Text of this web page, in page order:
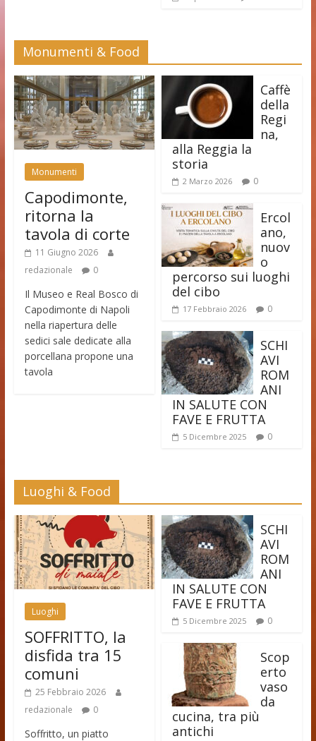
Monumenti & Food
Monumenti
Capodimonte,
ritorna la
tavola di corte
11 Giugno 2026
redazionale
0
Il Museo e Real Bosco di
Capodimonte di Napoli
nella riapertura delle
sedici sale dedicate alla
porcellana propone una
tavola
Caffè
della
Regi
na,
alla Reggia la
storia
2 Marzo 2026 0
Ercol
ano,
nuov
o
percorso sui luoghi
del cibo
17 Febbraio 2026 0
SCHI
AVI
ROM
ANI
IN SALUTE CON
FAVE E FRUTTA
5 Dicembre 2025 0
Luoghi & Food
Luoghi
SOFFRITTO, la
disfida tra 15
comuni
25 Febbraio 2026
redazionale
0
Soffritto, un piatto
SCHI
AVI
ROM
ANI
IN SALUTE CON
FAVE E FRUTTA
5 Dicembre 2025 0
Scop
erto
vaso
da
cucina, tra più
antichi